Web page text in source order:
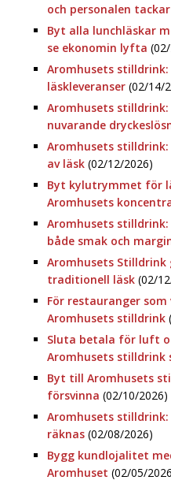
och personalen tackar
Byt alla lunchläskar
se ekonomin lyfta
Aromhusets
läskleveranser (02/14/
Aromhusets
nuvarande
Aromhusets
av läsk (02/12/2026)
Byt kylutrymmet för
Aromhusets
Aromhusets
både smak och
Aromhusets Stilldrink
traditionell läsk (02/
För restauranger
Aromhusets stilldrink
Sluta betala för luft
Aromhusets stilldrink
Byt till Aromhusets
försvinna (02/10/2026)
Aromhusets
räknas (02/08/2026)
Bygg kundlojalitet
Aromhuset (02/05/